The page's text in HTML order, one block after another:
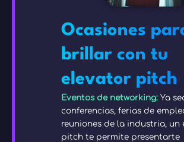
Ocasiones
brillar con tu
elevator pitch
Eventos de networking: Ya
conferencias, ferias de
reuniones de la industria, un
pitch te permite presentarte